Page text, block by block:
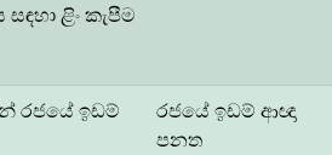
ළිං කැපීම
රජයේ ඉඩම්
රජයේ ඉඩම් ආඥා
පනත